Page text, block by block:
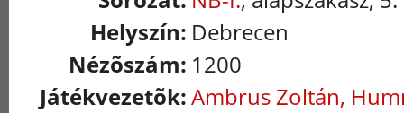
Helyszín: Debrecen
Nézõszám: 1200
Játékvezetõk:Ambrus Zoltán,